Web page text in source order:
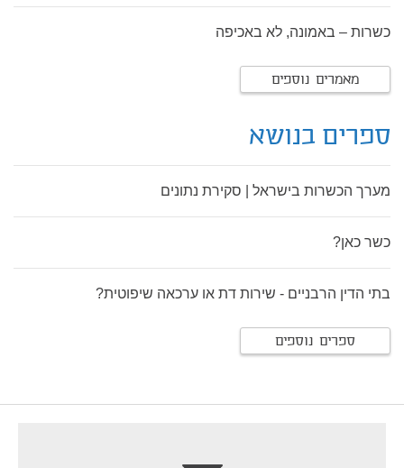
כשרות – באמונה, לא באכיפה
מאמרים נוספים
ספרים בנושא
מערך הכשרות בישראל | סקירת נתונים
כשר כאן?
בתי הדין הרבניים - שירות דת או ערכאה שיפוטית?
ספרים נוספים